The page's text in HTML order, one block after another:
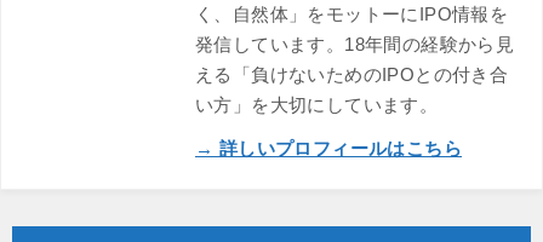
く、自然体」をモットーにIPO情報を
発信しています。18年間の経験から見
える「負けないためのIPOとの付き合
い方」を大切にしています。
→ 詳しいプロフィールはこちら